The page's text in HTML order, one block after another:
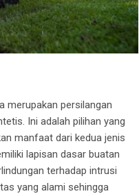
merupakan persilangan
Ini adalah pilihan yang
manfaat dari kedua jenis
lapisan dasar buatan
terhadap intrusi
yang alami sehingga